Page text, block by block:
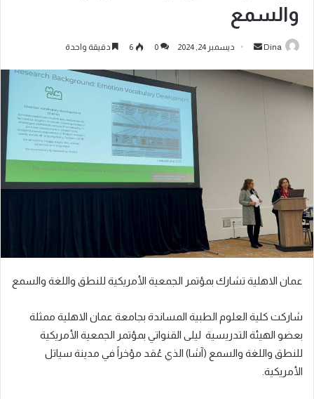
والسمع
Dina ديسمبر 24, 2024 0
6 دقيقة واحدة
عمان الاهلية تشارك بمؤتمر الجمعية الأمريكية للنطق واللغة والسمع
شاركت كلية العلوم الطبية المساندة بجامعة عمان الاهلية ممثلة
بعضو الهيئة التدريسية ليلى القنواتي بمؤتمر الجمعية الأمريكية
للنطق واللغة والسمع (آشا) الذي عُقد مؤخراً في مدينة سياتل
الأمريكية.